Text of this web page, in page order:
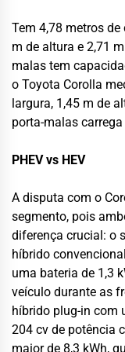
Tem 4,78 metros
m de altura e 2,71
malas tem
o Toyota Corolla
largura, 1,45 m de
porta-malas
PHEV vs HEV
A disputa com o
segmento, pois
diferença crucial: o
híbrido
uma bateria de 1,3
veículo durante as
híbrido plug-in com
204 cv de potência
maior de 8,3 kWh,